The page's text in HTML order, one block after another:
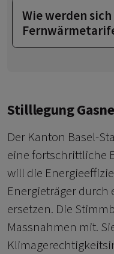
Wie werden
Stilllegung
Der Kanton Basel-
eine fortschrittliche
will die
Energieträger durch
ersetzen. Die
Massnahmen mit.